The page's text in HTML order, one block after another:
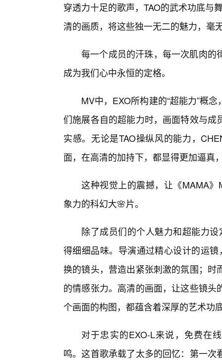
穿透力十足的歌声，TAO的武术功底
清的画质，将这些独一无二的魅力，毫
每一个成员的汗珠，每一次肌肉的
成为我们心中永恒的定格。
MV中，EXO所构建的“超能力”概
们施展各自的超能力时，画面特效与
实感。无论是TAO操纵风的能力，
面，在高清的加持下，都显得更加逼真
这种视觉上的震撼，让《MAMA
象力的科幻大🌸片。
除了成员们的个人魅力和超能力
得细细品味。导演通过精心设计的运
换的镜头，营造出紧张刺激的氛围；
的情感张力。高清的画面，让这些镜
个画面的构图，都蕴含着深厚的艺术功
对于忠实的EXO-L来说，免费在
鸣。这首歌承载了太多的回忆：第一